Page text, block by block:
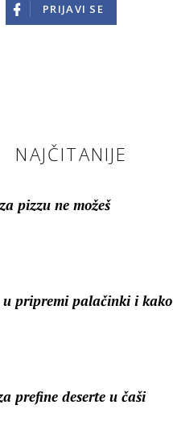
PRIJAVI SE
NAJČITANIJE
pizzu ne možeš
u pripremi palačinki i kako
prefine deserte u čaši